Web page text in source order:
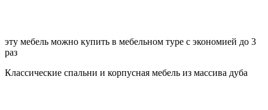
эту мебель можно купить в мебельном туре с экономией до 3
раз
Классические спальни и корпусная мебель из массива дуба